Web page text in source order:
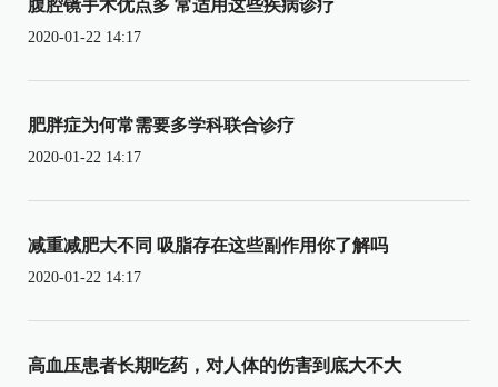
腹腔镜手术优点多 常适用这些疾病诊疗
2020-01-22 14:17
肥胖症为何常需要多学科联合诊疗
2020-01-22 14:17
减重减肥大不同 吸脂存在这些副作用你了解吗
2020-01-22 14:17
高血压患者长期吃药，对人体的伤害到底大不大